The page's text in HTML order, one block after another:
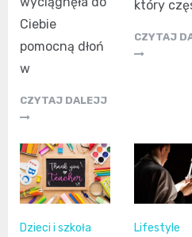
Ciebie
pomocną dłoń
w
CZYTAJ DALEJJ
który
CZYTAJ
Dzieci i szkoła Lifestyle